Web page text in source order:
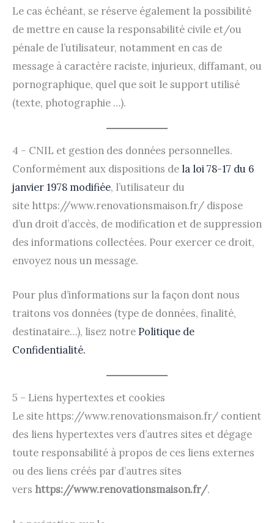
Le cas échéant, se réserve également la possibilité
de mettre en cause la responsabilité civile et/ou
pénale de l’utilisateur, notamment en cas de
message à caractère raciste, injurieux, diffamant, ou
pornographique, quel que soit le support utilisé
(texte, photographie …).
4 – CNIL et gestion des données personnelles.
Conformément aux dispositions de la loi 78-17 du 6
janvier 1978 modifiée, l’utilisateur du
site https://www.renovationsmaison.fr/ dispose
d’un droit d’accès, de modification et de suppression
des informations collectées. Pour exercer ce droit,
envoyez nous un message.
Pour plus d’informations sur la façon dont nous
traitons vos données (type de données, finalité,
destinataire…), lisez notre Politique de
Confidentialité.
5 – Liens hypertextes et cookies
Le site https://www.renovationsmaison.fr/ contient
des liens hypertextes vers d’autres sites et dégage
toute responsabilité à propos de ces liens externes
ou des liens créés par d’autres sites
vers https://www.renovationsmaison.fr/.